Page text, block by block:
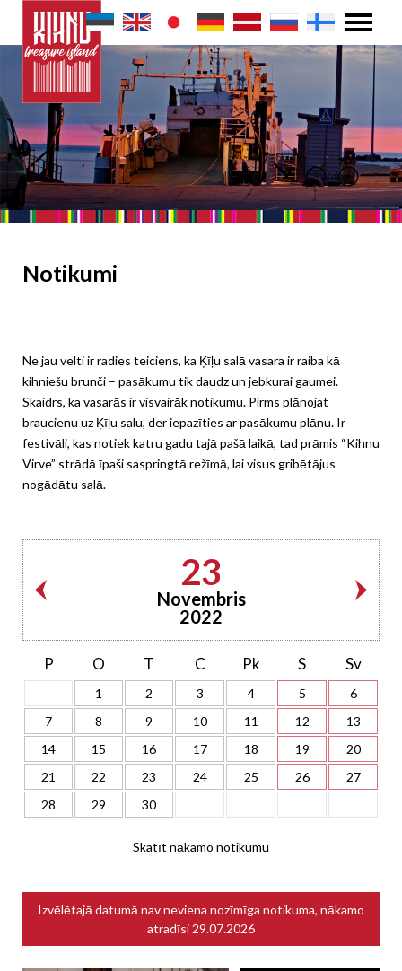
Notikumi
Ne jau velti ir radies teiciens, ka Ķīļu salā vasara ir raiba kā
kihniešu brunči – pasākumu tik daudz un jebkurai gaumei.
Skaidrs, ka vasarās ir visvairāk notikumu. Pirms plānojat
braucienu uz Ķīļu salu, der iepazīties ar pasākumu plānu. Ir
festivāli, kas notiek katru gadu tajā pašā laikā, tad prāmis “Kihnu
Virve” strādā īpaši saspringtā režīmā, lai visus gribētājus
nogādātu salā.
23
Novembris
2022
P O T C Pk S Sv
1 2 3 4 5
6
7
8 9 10 11 12
13
14
15 16 17 18 19
20
21
22 23 24 25 26
27
28
29 30
Skatīt nākamo notikumu
Izvēlētajā datumā nav neviena nozīmīga notikuma, nākamo
atradīsi 29.07.2026